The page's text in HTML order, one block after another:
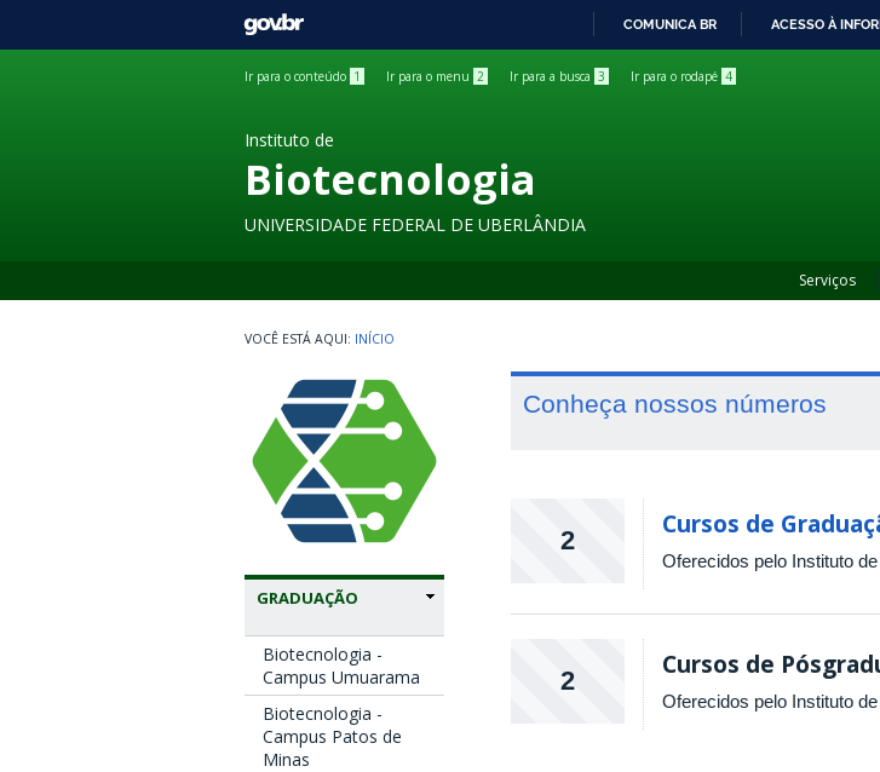
GOVBR
COMUNICA BR ACESSO À
Ir para o conteúdo 1 Ir para o menu 2 Ir para a busca 3 Ir para o rodapé 4
Instituto de
Biotecnologia
UNIVERSIDADE FEDERAL DE UBERLÂNDIA
Serviços
INÍCIO
GRADUAÇÃO
Biotecnologia -
Campus Umuarama
Biotecnologia -
Campus Patos de
Minas
Conheça nossos números
2
Cursos de
Oferecidos pelo Instituto
2
Cursos de
Oferecidos pelo Instituto